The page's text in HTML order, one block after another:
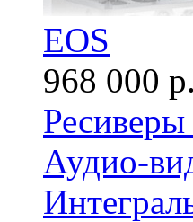
EOS
968 000 р.
Аудио-